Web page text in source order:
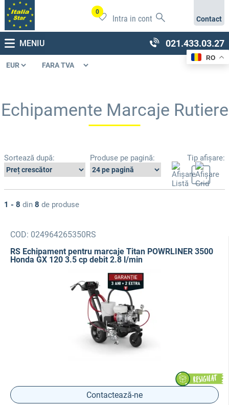
0
Intra in cont Contact
MENIU 021.433.03.27
Echipamente Marcaje Rutiere
Sortează după: Produse pe pagină: Tip afișare:
1 - 8 din 8 de produse
COD: 024964265350RS
RS Echipament pentru marcaje Titan POWRLINER 3500
Honda GX 120 3.5 cp debit 2.8 l/min
Contactează-ne
RO